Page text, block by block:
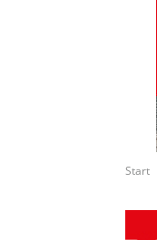
Start